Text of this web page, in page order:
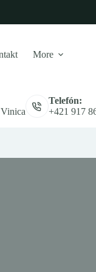
More
Telefón:
+421 917